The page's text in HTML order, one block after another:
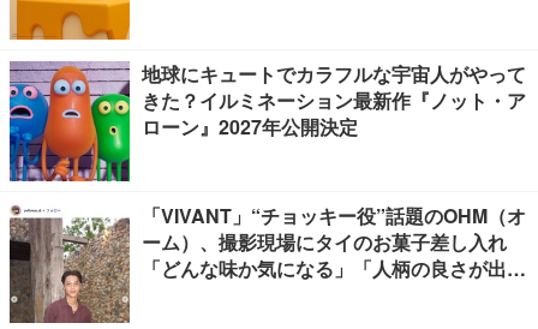
地球にキュートでカラフルな宇宙人がやって
きた？イルミネーション最新作『ノット・ア
ローン』2027年公開決定
「VIVANT」“チョッキー役”話題のOHM（オ
ーム）、撮影現場にタイのお菓子差し入れ
「どんな味か気になる」「人柄の良さが出て